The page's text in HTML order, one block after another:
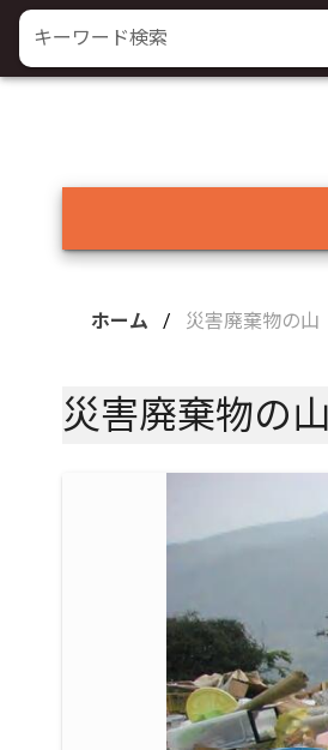
キーワード検索
ホーム / 災害廃棄物の山
災害廃棄物の山